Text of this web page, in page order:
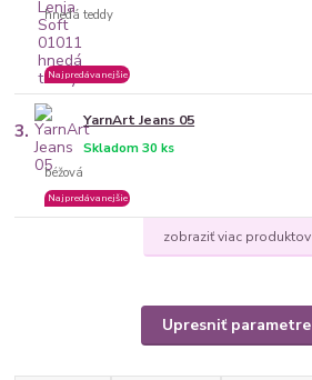
hnedá teddy
Najpredávanejšie
3. YarnArt Jeans 05
béžová
Skladom 30 ks
Najpredávanejšie
zobraziť viac produktov
Upresniť parametre